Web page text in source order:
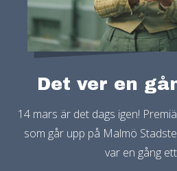
Det ver en
14 mars är det dags igen!
som går upp på Malmö
var en gång